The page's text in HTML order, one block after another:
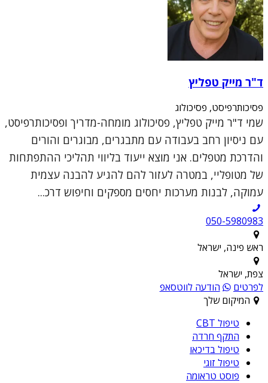
ד"ר מייק טפליץ
פסיכותרפיסט, פסיכולוג
שמי ד"ר מייק טפליץ, פסיכולוג מומחה-מדריך ופסיכותרפיסט,
עם ניסיון רחב בעבודה עם מתבגרים, מבוגרים והורים
והדרכת מטפלים. אני מוצא ייעוד בליווי תהליכי ההתפתחות
של מטופליי, במטרה לעזור להם להגיע להבנה עצמית
עמוקה, לבנות מערכות יחסים מספקים וחיפוש דרכ...
050-5980983
ראש פינה, ישראל
צפת, ישראל
לפרטים
הודעה לווטסאפ
המיקום שלך
טיפול CBT
התקף חרדה
טיפול בדיכאו
טיפול זוגי
פוסט טראומה